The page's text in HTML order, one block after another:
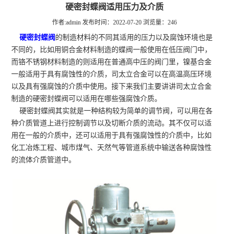
硬密封蝶阀适用压力及介质
作者:admin 发布时间：2022-07-20 浏览量：246
硬密封蝶阀 的制造材料的不同其适用的压力以及腐蚀环境也是
不同的，比如用铜合金材料制造的蝶阀一般使用在低压阀门中，
而铬不锈钢材料制造的则适用在普通高中压的阀门里，镍基合金
一般适用于具有腐蚀性的介质，司太立合金可以在高温高压环境
以及具有强腐蚀的介质中使用。接下来我们主要讲讲司太立合金
制造的硬密封蝶阀可以适用在哪些强腐蚀介质。
硬密封蝶阀其实就是一种结构较为简单的调节阀，可以用在各
种介质管道上进行控制调节以及切断介质的流动。其不仅可以适
用在一般的介质中，还可以适用于具有强腐蚀性的介质中，比如
化工冶炼工程、城市煤气、天然气等管道系统中输送各种腐蚀性
的流体介质管道中。